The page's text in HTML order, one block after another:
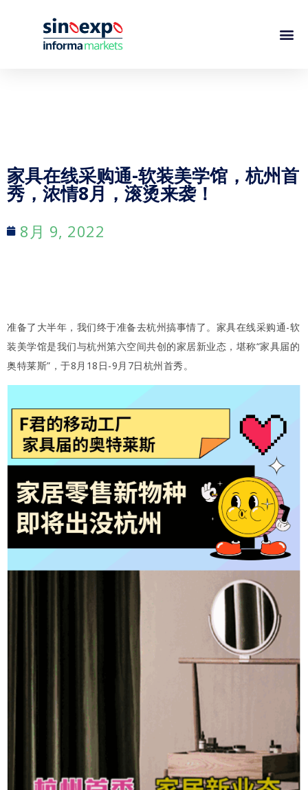
家具在线采购通-软装美学馆，杭州首
秀，浓情8月，滚烫来袭！
8月 9, 2022
准备了大半年，我们终于准备去杭州搞事情了。家具在线采购通-软
装美学馆是我们与杭州第六空间共创的家居新业态，堪称“家具届的
奥特莱斯”，于8月18日-9月7日杭州首秀。